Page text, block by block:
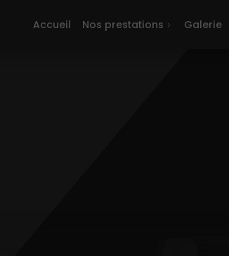
Accueil Nos prestations Galerie